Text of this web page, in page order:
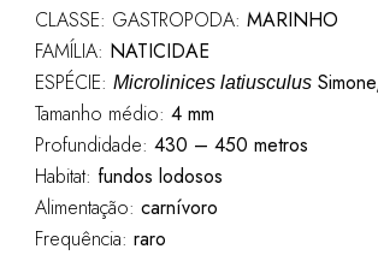
CLASSE: GASTROPODA: MARINHO
FAMÍLIA: NATICIDAE
ESPÉCIE: Microlinices latiusculus
Tamanho médio: 4 mm
Profundidade: 430 – 450 metros
Habitat: fundos lodosos
Alimentação: carnívoro
Frequência: raro